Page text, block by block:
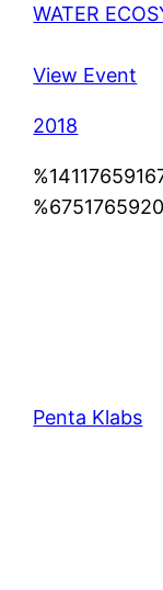
WATER
View Event
2018
Penta Klabs